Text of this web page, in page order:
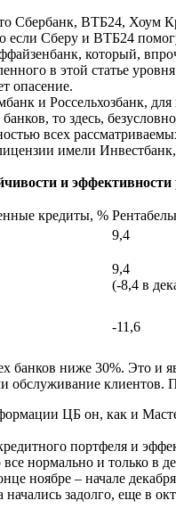
Сбербанк, ВТБ24, Хоум
Сберу и ВТБ24
который,
в этой статье
опасение.
и Россельхозбанк,
то здесь,
всех
имели
и
кредиты, %
9,4
9,4
(-8,4 в
-11,6
банков ниже 30%. Это и
обслуживание клиентов.
ЦБ он, как и
портфеля и
нормально и только в
ноябре – начале
задолго, еще в